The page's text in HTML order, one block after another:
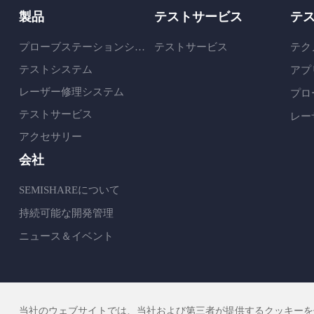
当社のウェブサイトでは、当社および第三者が提供するクッキー
製品
プローブステーションシステム
テストシステム
レーザー修理システム
テストサービス
アクセサリー
テストサービス
テストサービス
テ
テク
アプ
プロ
レ
会社
SEMISHAREについて
持続可能な開発管理
ニュース＆イベント